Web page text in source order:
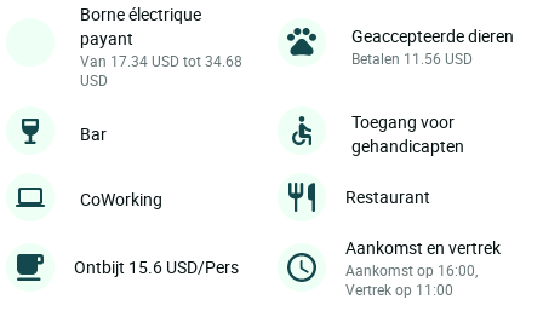
Borne électrique
payant
Van 17.34 USD tot 34.68
USD
Geaccepteerde dieren
Betalen 11.56 USD
Bar
Toegang voor
gehandicapten
CoWorking Restaurant
Ontbijt 15.6 USD/Pers
Aankomst en vertrek
Aankomst op 16:00,
Vertrek op 11:00